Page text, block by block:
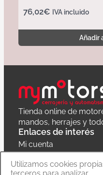
76,02€ IVA incluido
Añadir
Tienda online de
mandos, herrajes y
Enlaces de interés
Mi cuenta
Política de privacidad
Utilizamos cookies